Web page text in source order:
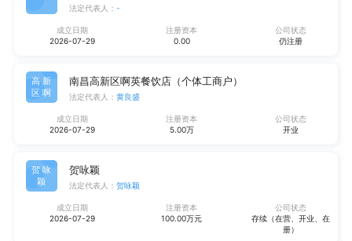
法定代表人： -
成立日期
2026-07-29
注册资本
0.00
公司状态
仍注册
高新
区啊
南昌高新区啊英餐饮店（个体工商户）
法定代表人： 黄良盛
成立日期
2026-07-29
注册资本
5.00万
公司状态
开业
贺咏
颖
贺咏颖
法定代表人： 贺咏颖
成立日期
2026-07-29
注册资本
100.00万元
公司状态
存续（在营、开业、在
册）